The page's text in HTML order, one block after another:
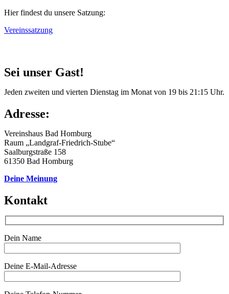
Hier findest du unsere Satzung:
Vereinssatzung
Sei unser Gast!
Jeden zweiten und vierten Dienstag im Monat von 19 bis 21:15 Uhr.
Adresse:
Vereinshaus Bad Homburg
Raum „Landgraf-Friedrich-Stube“
Saalburgstraße 158
61350 Bad Homburg
Deine Meinung
Kontakt
Dein Name
Deine E-Mail-Adresse